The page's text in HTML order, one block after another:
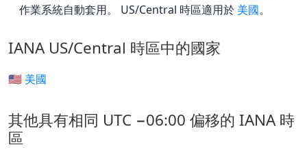
作業系統自動套用。 US/Central 時區適用於 美國。
IANA US/Central 時區中的國家
🇺🇸 美國
其他具有相同 UTC −06:00 偏移的 IANA 時
區